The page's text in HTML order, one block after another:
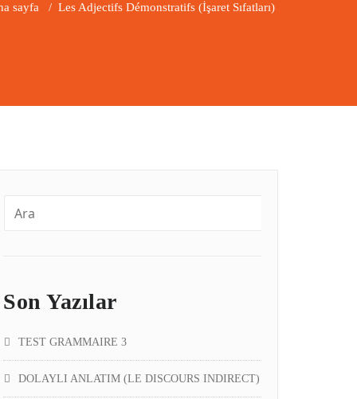
sayfa / Les Adjectifs Démonstratifs (İşaret Sıfatları)
Son Yazılar
TEST GRAMMAIRE 3
DOLAYLI ANLATIM (LE DISCOURS INDIRECT)